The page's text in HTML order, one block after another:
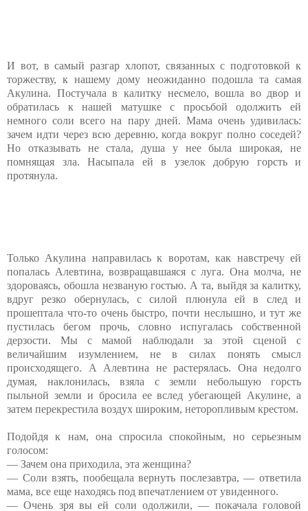
И вот, в самый разгар хлопот, связанных с подготовкой к
торжеству, к нашему дому неожиданно подошла та самая
Акулина. Постучала в калитку несмело, вошла во двор и
обратилась к нашей матушке с просьбой одолжить ей
немного соли всего на пару дней. Мама очень удивилась:
зачем идти через всю деревню, когда вокруг полно соседей?
Но отказывать не стала, душа у нее была широкая, не
помнящая зла. Насыпала ей в узелок добрую горсть и
протянула.
Только Акулина направилась к воротам, как навстречу ей
попалась Алевтина, возвращавшаяся с луга. Она молча, не
здороваясь, обошла незваную гостью. А та, выйдя за калитку,
вдруг резко обернулась, с силой плюнула ей в след и
прошептала что-то очень быстро, почти неслышно, и тут же
пустилась бегом прочь, словно испугалась собственной
дерзости. Мы с мамой наблюдали за этой сценой с
величайшим изумлением, не в силах понять смысл
происходящего. А Алевтина не растерялась. Она недолго
думая, наклонилась, взяла с земли небольшую горсть
пыльной земли и бросила ее вслед убегающей Акулине, а
затем перекрестила воздух широким, неторопливым крестом.
Подойдя к нам, она спросила спокойным, но серьезным
голосом:
— Зачем она приходила, эта женщина?
— Соли взять, пообещала вернуть послезавтра, — ответила
мама, все еще находясь под впечатлением от увиденного.
— Очень зря вы ей соли одолжили, — покачала головой